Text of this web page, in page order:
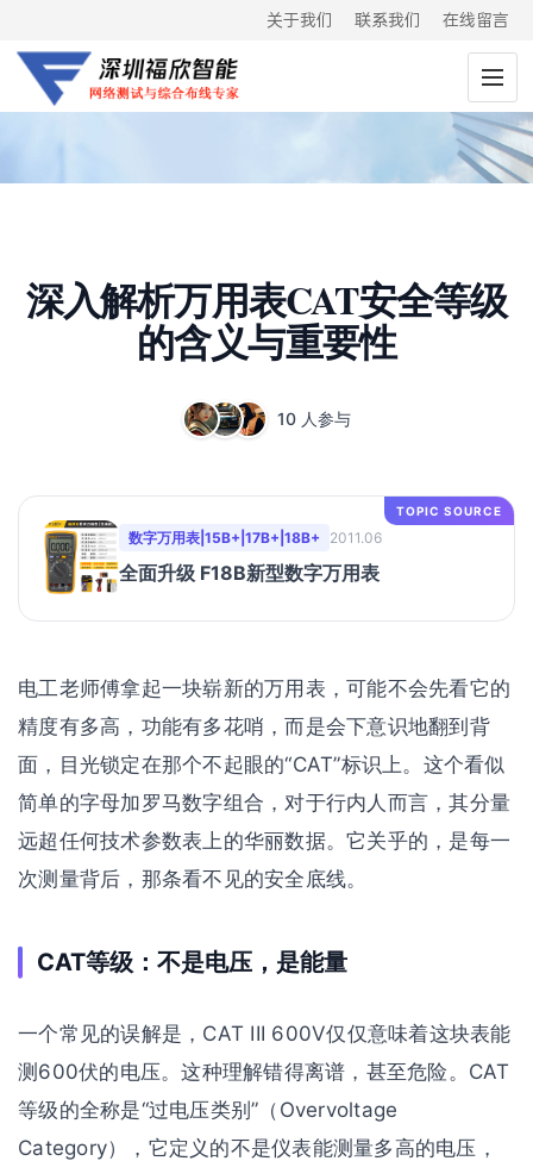
关于我们 联系我们 在线留言
深入解析万用表CAT安全等级
的含义与重要性
10 人参与
TOPIC SOURCE
数字万用表|15B+|17B+|18B+ 2011.06
全面升级 F18B新型数字万用表
电工老师傅拿起一块崭新的万用表，可能不会先看它的
精度有多高，功能有多花哨，而是会下意识地翻到背
面，目光锁定在那个不起眼的“CAT”标识上。这个看似
简单的字母加罗马数字组合，对于行内人而言，其分量
远超任何技术参数表上的华丽数据。它关乎的，是每一
次测量背后，那条看不见的安全底线。
CAT等级：不是电压，是能量
一个常见的误解是，CAT III 600V仅仅意味着这块表能
测600伏的电压。这种理解错得离谱，甚至危险。CAT
等级的全称是“过电压类别”（Overvoltage
Category），它定义的不是仪表能测量多高的电压，